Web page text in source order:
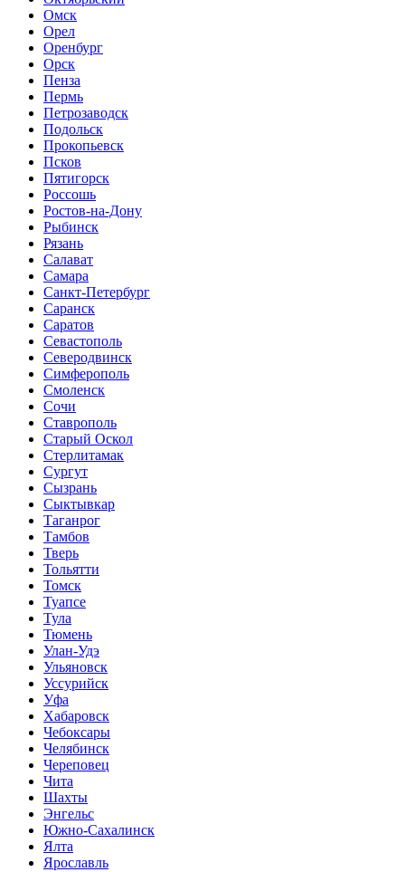
Омск
Орел
Оренбург
Орск
Пенза
Пермь
Петрозаводск
Подольск
Прокопьевск
Псков
Пятигорск
Россошь
Ростов-на-Дону
Рыбинск
Рязань
Салават
Самара
Санкт-Петербург
Саранск
Саратов
Севастополь
Северодвинск
Симферополь
Смоленск
Сочи
Ставрополь
Старый Оскол
Стерлитамак
Сургут
Сызрань
Сыктывкар
Таганрог
Тамбов
Тверь
Тольятти
Томск
Туапсе
Тула
Тюмень
Улан-Удэ
Ульяновск
Уссурийск
Уфа
Хабаровск
Чебоксары
Челябинск
Череповец
Чита
Шахты
Энгельс
Южно-Сахалинск
Ялта
Ярославль